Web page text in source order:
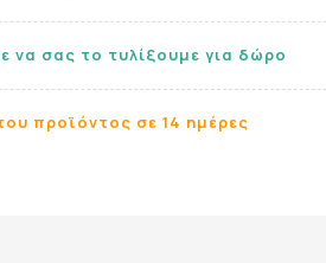
να σας το τυλίξουμε για δώρο
προϊόντος σε 14 ημέρες